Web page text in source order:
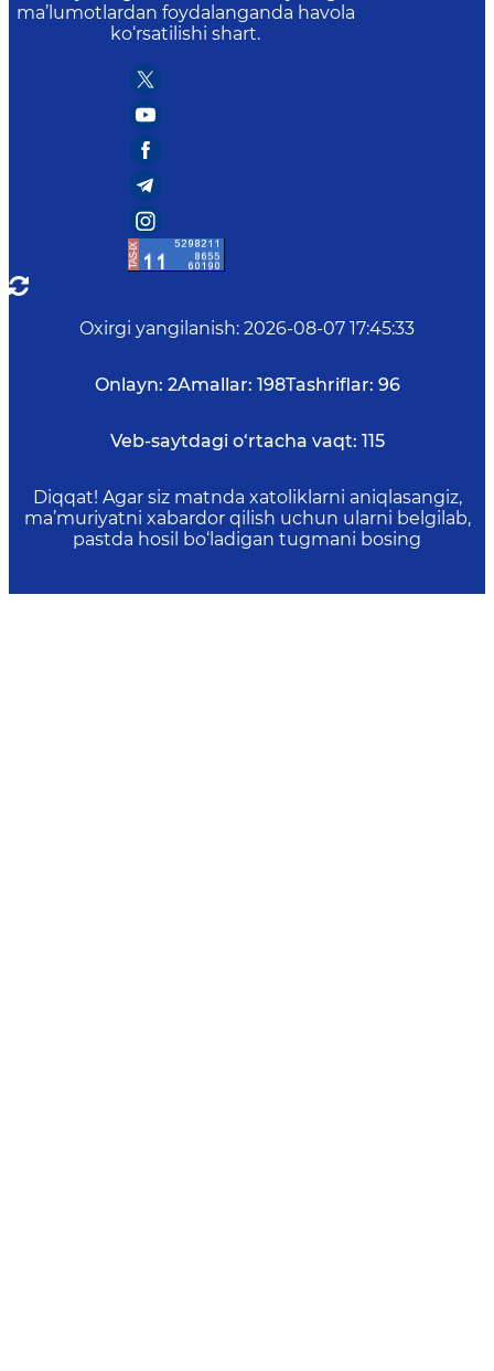
ma’lumotlardan foydalanganda havola
ko‘rsatilishi shart.
Oxirgi yangilanish: 2026-08-07 17:45:33
Onlayn: 2Amallar: 198Tashriflar: 96
Veb-saytdagi o‘rtacha vaqt: 115
Diqqat! Agar siz matnda xatoliklarni aniqlasangiz,
ma’muriyatni xabardor qilish uchun ularni belgilab,
pastda hosil bo‘ladigan tugmani bosing